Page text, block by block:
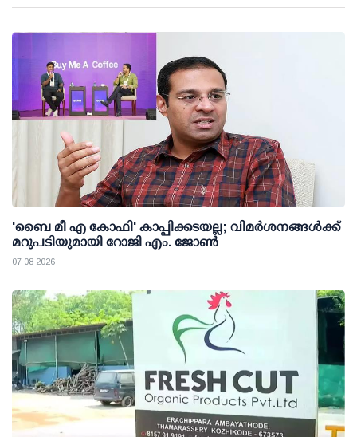
'ബൈ മീ എ കോഫി' കാപ്പിക്കടയല്ല; വിമര്‍ശനങ്ങള്‍ക്ക്
മറുപടിയുമായി റോജി എം. ജോണ്‍
07 08 2026